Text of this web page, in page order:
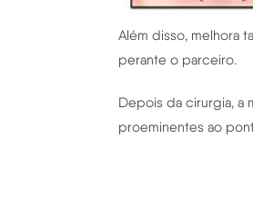
Além disso, melhora
perante o parceiro.
Depois da cirurgia, a
proeminentes ao